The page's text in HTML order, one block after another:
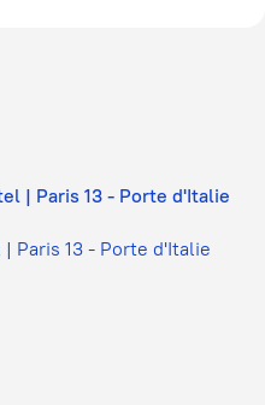
Paris 13 - Porte d'Italie